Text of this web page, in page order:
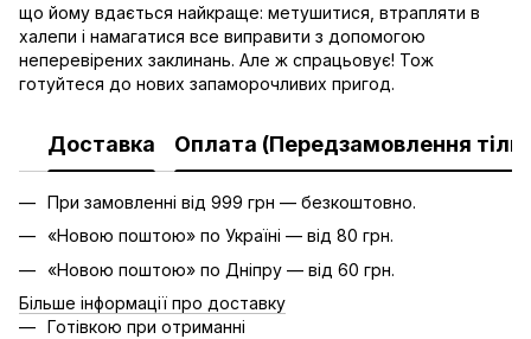
що йому вдається найкраще: метушитися, втрапляти в
халепи і намагатися все виправити з допомогою
неперевірених заклинань. Але ж спрацьовує! Тож
готуйтеся до нових запаморочливих пригод.
Доставка Оплата (Передзамовлення
При замовленні від 999 грн — безкоштовно.
«Новою поштою» по Україні — від 80 грн.
«Новою поштою» по Дніпру — від 60 грн.
Більше інформації про доставку
Готівкою при отриманні